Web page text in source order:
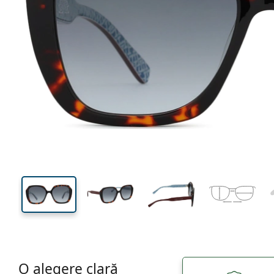
47 mm
Înălțime lentilă Lățimea lentilei
Lățimea
O alegere clară